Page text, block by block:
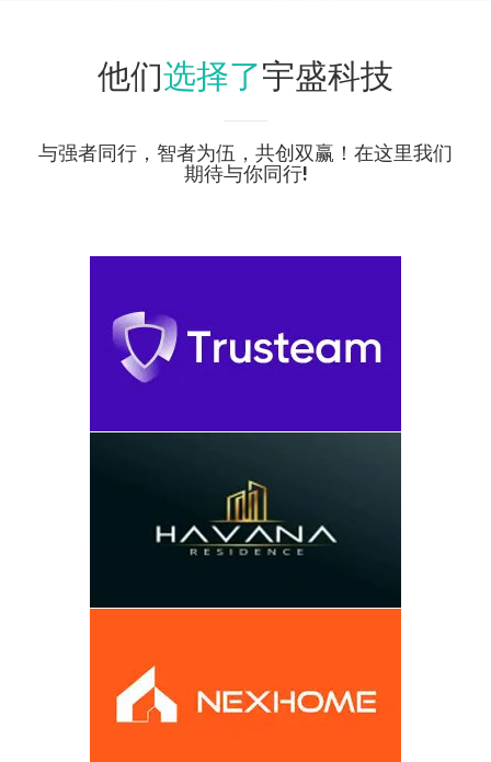
他们选择了宇盛科技
与强者同行，智者为伍，共创双赢！在这里我们
期待与你同行!